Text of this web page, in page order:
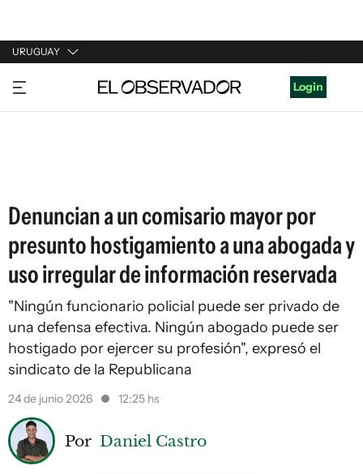
URUGUAY
URUGUAY
ARGENTINA
Login
Denuncian a un comisario mayor por
presunto hostigamiento a una abogada y
uso irregular de información reservada
"Ningún funcionario policial puede ser privado de
una defensa efectiva. Ningún abogado puede ser
hostigado por ejercer su profesión", expresó el
sindicato de la Republicana
24 de junio 2026 12:25 hs
Por Daniel Castro